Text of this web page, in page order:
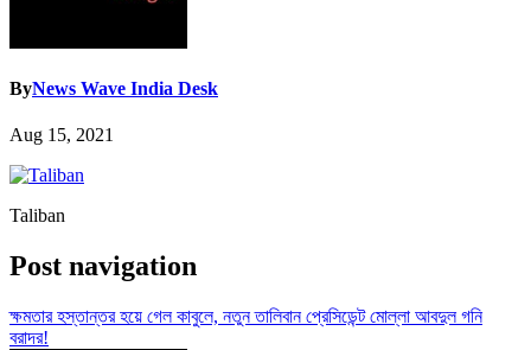
ByNews Wave India Desk
Aug 15, 2021
Taliban
Post navigation
ক্ষমতার হস্তান্তর হয়ে গেল কাবুলে, নতুন তালিবান প্রেসিডেন্ট মোল্লা আবদুল গনি
বরাদর!